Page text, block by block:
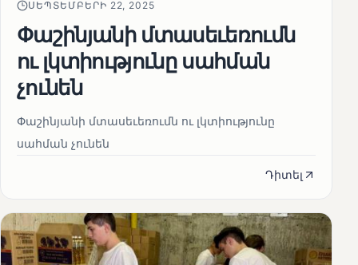
ՍԵՊՏԵՄԲԵՐԻ 22, 2025
Փաշինյանի մտասեւեռումն
ու լկտիությունը սահման
չունեն
Փաշինյանի մտասեւեռումն ու լկտիությունը
սահման չունեն
Դիտել